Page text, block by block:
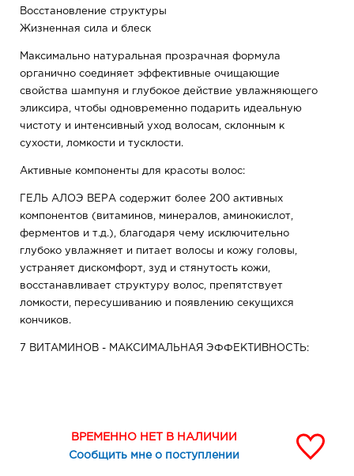
Восстановление структуры
Жизненная сила и блеск
Максимально натуральная прозрачная формула
органично соединяет эффективные очищающие
свойства шампуня и глубокое действие увлажняющего
эликсира, чтобы одновременно подарить идеальную
чистоту и интенсивный уход волосам, склонным к
сухости, ломкости и тусклости.
Активные компоненты для красоты волос:
ГЕЛЬ АЛОЭ ВЕРА содержит более 200 активных
компонентов (витаминов, минералов, аминокислот,
ферментов и т.д.), благодаря чему исключительно
глубоко увлажняет и питает волосы и кожу головы,
устраняет дискомфорт, зуд и стянутость кожи,
восстанавливает структуру волос, препятствует
ломкости, пересушиванию и появлению секущихся
кончиков.
7 ВИТАМИНОВ - МАКСИМАЛЬНАЯ ЭФФЕКТИВНОСТЬ:
Витамин А помогает сальным железам вырабатывать
ВРЕМЕННО НЕТ В НАЛИЧИИ
Сообщить мне о поступлении